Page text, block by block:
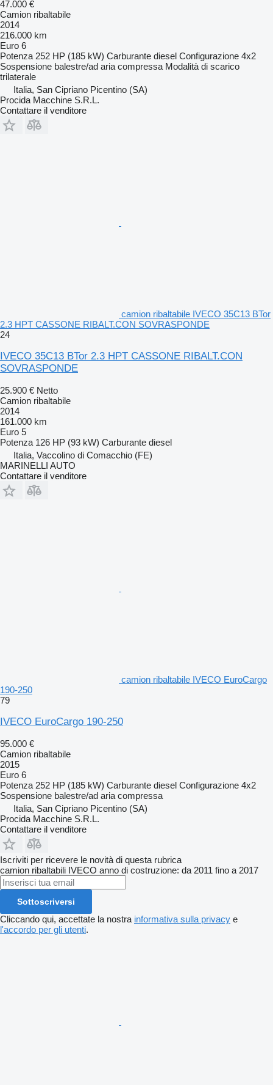
47.000 €
Camion ribaltabile
2014
216.000 km
Euro 6
Potenza 252 HP (185 kW) Carburante diesel Configurazione 4x2
Sospensione balestre/ad aria compressa Modalità di scarico
trilaterale
Italia, San Cipriano Picentino (SA)
Procida Macchine S.R.L.
Contattare il venditore
camion ribaltabile IVECO 35C13 BTor
2.3 HPT CASSONE RIBALT.CON SOVRASPONDE
24
IVECO 35C13 BTor 2.3 HPT CASSONE RIBALT.CON
SOVRASPONDE
25.900 € Netto
Camion ribaltabile
2014
161.000 km
Euro 5
Potenza 126 HP (93 kW) Carburante diesel
Italia, Vaccolino di Comacchio (FE)
MARINELLI AUTO
Contattare il venditore
camion ribaltabile IVECO EuroCargo
190-250
79
IVECO EuroCargo 190-250
95.000 €
Camion ribaltabile
2015
Euro 6
Potenza 252 HP (185 kW) Carburante diesel Configurazione 4x2
Sospensione balestre/ad aria compressa
Italia, San Cipriano Picentino (SA)
Procida Macchine S.R.L.
Contattare il venditore
Iscriviti per ricevere le novità di questa rubrica
camion ribaltabili IVECO anno di costruzione: da 2011 fino a 2017
Sottoscriversi
Cliccando qui, accettate la nostra informativa sulla privacy e
l'accordo per gli utenti.